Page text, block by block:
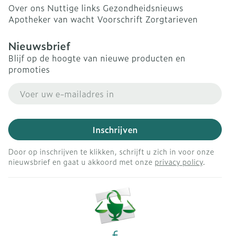
Over ons Nuttige links Gezondheidsnieuws
Apotheker van wacht Voorschrift Zorgtarieven
Nieuwsbrief
Blijf op de hoogte van nieuwe producten en
promoties
Inschrijven
Door op inschrijven te klikken, schrijft u zich in voor onze
nieuwsbrief en gaat u akkoord met onze privacy policy.